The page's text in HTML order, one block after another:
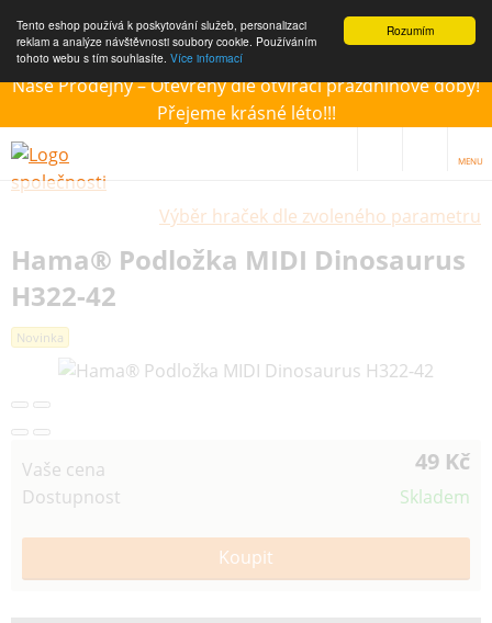
Rozumím
Tento eshop používá k poskytování služeb, personalizaci
reklam a analýze návštěvnosti soubory cookie. Používáním
tohoto webu s tím souhlasíte. Více informací
Naše Prodejny – Otevřeny dle otvírací prázdninové doby!
Přejeme krásné léto!!!
MENU
Výběr hraček dle zvoleného parametru
Hama® Podložka MIDI Dinosaurus
H322-42
Novinka
Vaše cena 49 Kč
Dostupnost Skladem